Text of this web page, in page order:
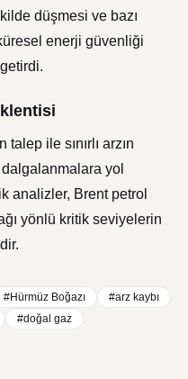
düşmesi ve bazı
enerji güvenliği
ile sınırlı arzın
yol
analizler, Brent petrol
yönlü kritik seviyelerin
#Hürmüz Boğazı
#arz kaybı
#doğal gaz